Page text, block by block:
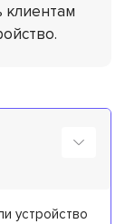
устройство